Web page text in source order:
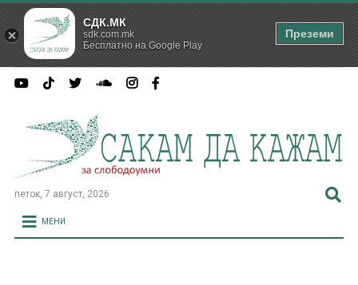
петок, 7 август, 2026
МЕНИ
СДК.МК
sdk.com.mk
Бесплатно на Google Play
Преземи